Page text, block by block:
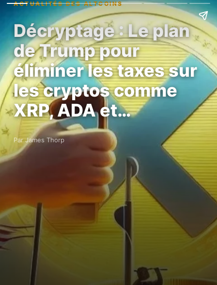
ACTUALITÉS DES ALTCOINS
Décryptage : Le plan
de Trump pour
éliminer les taxes sur
les cryptos comme
XRP, ADA et…
Par James Thorp